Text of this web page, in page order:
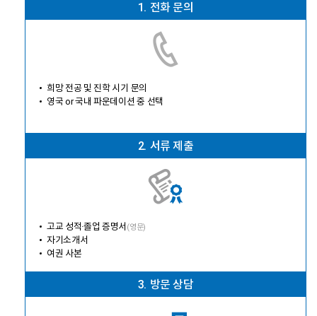
1. 전화 문의
희망 전공 및 진학 시기 문의
영국 or 국내 파운데이션 중 선택
2. 서류 제출
고교 성적·졸업 증명서 (영문)
자기소개서
여권 사본
3. 방문 상담